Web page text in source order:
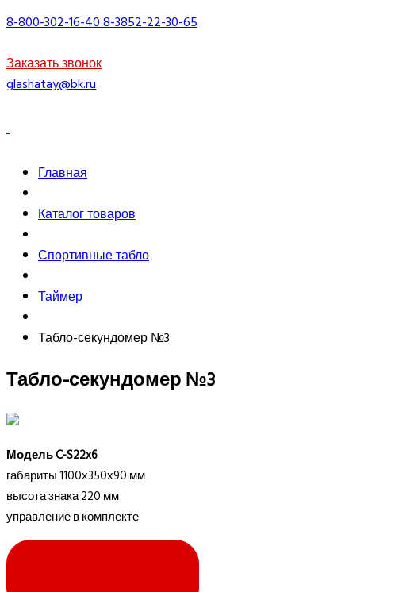
8-800-302-16-408-3852-22-30-65
Заказать звонок
glashatay@bk.ru
Главная
Каталог товаров
Спортивные табло
Таймер
Табло-секундомер №3
Табло-секундомер №3
Модель C-S22x6
габариты1100х350х90 мм
высота знака 220 мм
управление в комплекте